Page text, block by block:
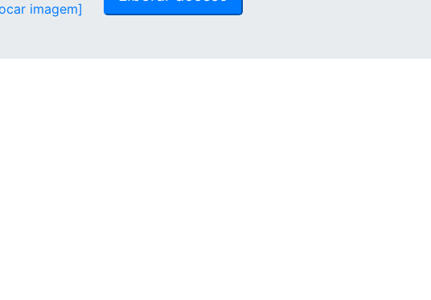
imagem]